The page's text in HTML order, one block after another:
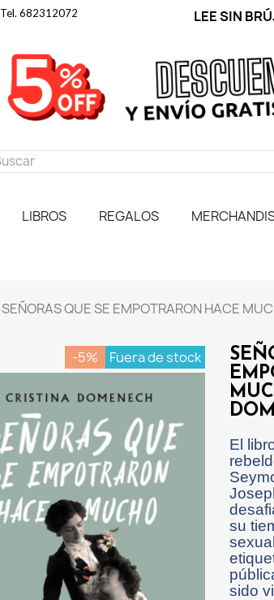
Tel. 682312072 LEE SIN
LIBROS REGALOS
SEÑORAS QUE SE EMPOTRARON HACE
-5% Fuera de stock
El
su
sido